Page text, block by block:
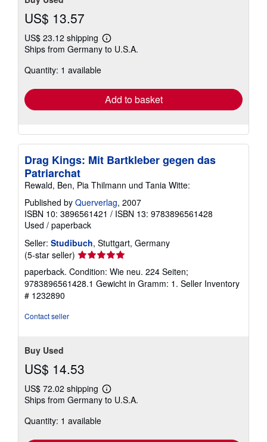
US$ 13.57
US$ 23.12 shipping
Learn
more
Ships from Germany to U.S.A.
Quantity: 1 available
Add to basket
Drag Kings: Mit Bartkleber gegen das
Patriarchat
Rewald, Ben, Pia Thilmann und Tania Witte:
Published by Querverlag, 2007
ISBN 10: 3896561421 / ISBN 13: 9783896561428
Used / paperback
Seller: Studibuch, Stuttgart, Germany
(5-star seller) Seller
rating
5
out
paperback. Condition: Wie neu. 224 Seiten;
9783896561428.1 Gewicht in Gramm: 1. Seller Inventory
# 1232890
Contact seller
Buy Used
US$ 14.53
US$ 72.02 shipping
Learn
more
Ships from Germany to U.S.A.
Quantity: 1 available